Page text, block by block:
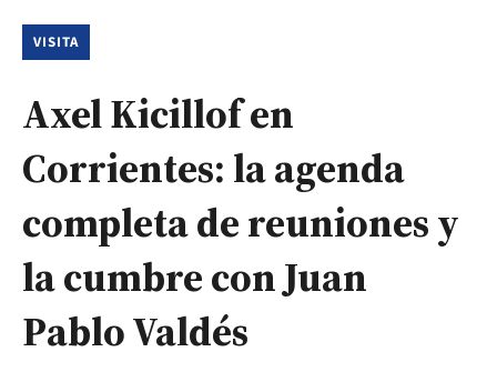
VISITA
Axel Kicillof en
Corrientes: la agenda
completa de reuniones y
la cumbre con Juan
Pablo Valdés